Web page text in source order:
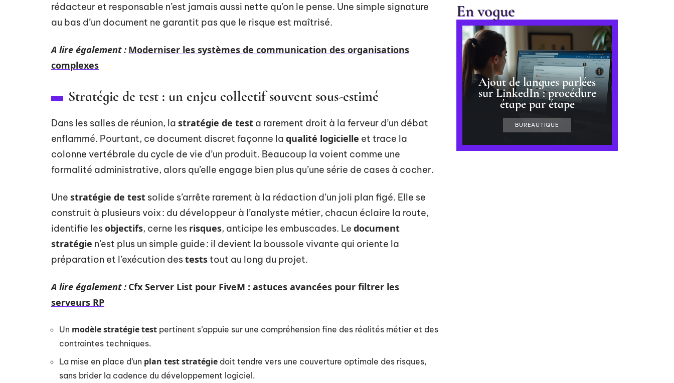
rédacteur et responsable n’est jamais aussi nette qu’on le pense. Une simple signature
au bas d’un document ne garantit pas que le risque est maîtrisé.
A lire également : Moderniser les systèmes de communication des organisations
complexes
Stratégie de test : un enjeu collectif souvent sous-estimé
Dans les salles de réunion, la stratégie de test a rarement droit à la ferveur d’un débat
enflammé. Pourtant, ce document discret façonne la qualité logicielle et trace la
colonne vertébrale du cycle de vie d’un produit. Beaucoup la voient comme une
formalité administrative, alors qu’elle engage bien plus qu’une série de cases à cocher.
Une stratégie de test solide s’arrête rarement à la rédaction d’un joli plan figé. Elle se
construit à plusieurs voix : du développeur à l’analyste métier, chacun éclaire la route,
identifie lesobjectifs, cerne les risques, anticipe les embuscades. Le document
stratégie n’est plus un simple guide : il devient la boussole vivante qui oriente la
préparation et l’exécution desteststout au long du projet.
A lire également : Cfx Server List pour FiveM : astuces avancées pour filtrer les
serveurs RP
Un modèle stratégie test pertinent s’appuie sur une compréhension fine des réalités métier et des
contraintes techniques.
La mise en place d’un plan test stratégie doit tendre vers une couverture optimale des risques,
sans brider la cadence du développement logiciel.
En vogue
Ajout de langues parlées
sur LinkedIn : procédure
étape par étape
BUREAUTIQUE